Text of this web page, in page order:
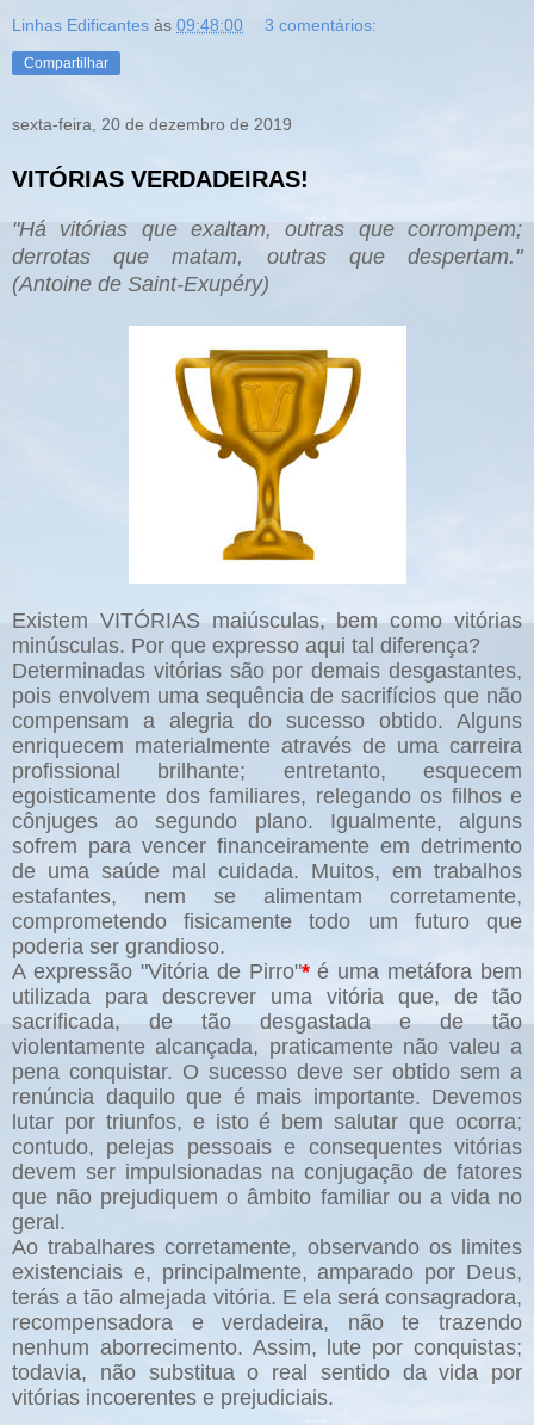
Linhas Edificantes às 09:48:00 3 comentários:
Compartilhar
sexta-feira, 20 de dezembro de 2019
VITÓRIAS VERDADEIRAS!
"Há vitórias que exaltam, outras que corrompem;
derrotas que matam, outras que despertam."
(Antoine de Saint-Exupéry)
Existem VITÓRIAS maiúsculas, bem como vitórias
minúsculas. Por que expresso aqui tal diferença?
Determinadas vitórias são por demais desgastantes,
pois envolvem uma sequência de sacrifícios que não
compensam a alegria do sucesso obtido. Alguns
enriquecem materialmente através de uma carreira
profissional brilhante; entretanto, esquecem
egoisticamente dos familiares, relegando os filhos e
cônjuges ao segundo plano. Igualmente, alguns
sofrem para vencer financeiramente em detrimento
de uma saúde mal cuidada. Muitos, em trabalhos
estafantes, nem se alimentam corretamente,
comprometendo fisicamente todo um futuro que
poderia ser grandioso.
A expressão "Vitória de Pirro"*é uma metáfora bem
utilizada para descrever uma vitória que, de tão
sacrificada, de tão desgastada e de tão
violentamente alcançada, praticamente não valeu a
pena conquistar. O sucesso deve ser obtido sem a
renúncia daquilo que é mais importante. Devemos
lutar por triunfos, e isto é bem salutar que ocorra;
contudo, pelejas pessoais e consequentes vitórias
devem ser impulsionadas na conjugação de fatores
que não prejudiquem o âmbito familiar ou a vida no
geral.
Ao trabalhares corretamente, observando os limites
existenciais e, principalmente, amparado por Deus,
terás a tão almejada vitória. E ela será consagradora,
recompensadora e verdadeira, não te trazendo
nenhum aborrecimento. Assim, lute por conquistas;
todavia, não substitua o real sentido da vida por
vitórias incoerentes e prejudiciais.